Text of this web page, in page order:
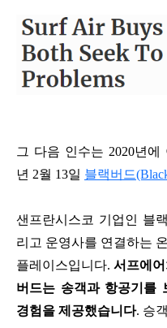
그 다음 인수는 2020년에
년 2월 13일 블랙버드
샌프란시스코 기업인 블
리고 운영사를 연결하는
플레이스입니다. 서프에
버드는 송객과 항공기를
경험을 제공했습니다. 승